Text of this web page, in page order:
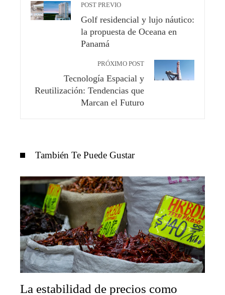
POST PREVIO
Golf residencial y lujo náutico:
la propuesta de Oceana en
Panamá
PRÓXIMO POST
Tecnología Espacial y
Reutilización: Tendencias que
Marcan el Futuro
También Te Puede Gustar
La estabilidad de precios como